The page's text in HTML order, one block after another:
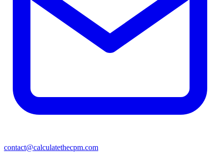
contact@calculatethecpm.com